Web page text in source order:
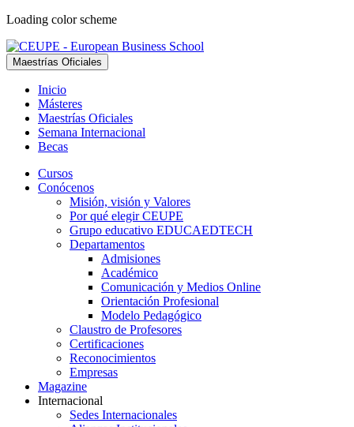
Loading color scheme
Maestrías Oficiales
Inicio
Másteres
Maestrías Oficiales
Semana Internacional
Becas
Cursos
Conócenos
Misión, visión y Valores
Por qué elegir CEUPE
Grupo educativo EDUCAEDTECH
Departamentos
Admisiones
Académico
Comunicación y Medios Online
Orientación Profesional
Modelo Pedagógico
Claustro de Profesores
Certificaciones
Reconocimientos
Empresas
Magazine
Internacional
Sedes Internacionales